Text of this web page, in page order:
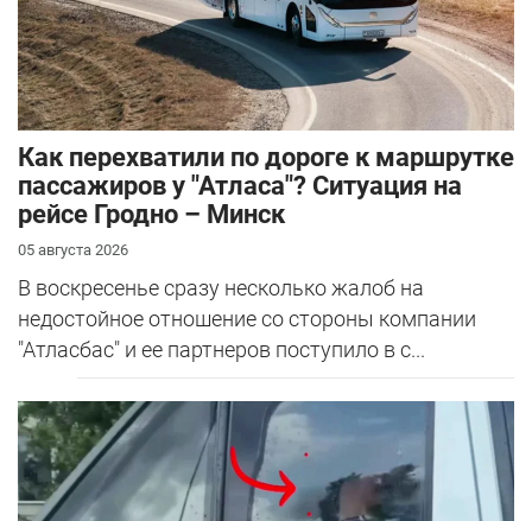
Как перехватили по дороге к маршрутке
пассажиров у "Атласа"? Ситуация на
рейсе Гродно – Минск
05 августа 2026
В воскресенье сразу несколько жалоб на
недостойное отношение со стороны компании
"Атласбас" и ее партнеров поступило в с...